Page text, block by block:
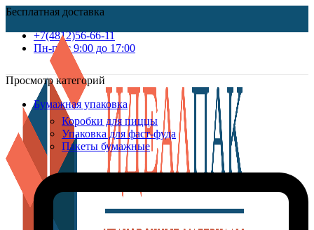
Бесплатная доставка
+7(4812)56-66-11
Пн-пт c 9:00 до 17:00
Просмотр категорий
Бумажная упаковка
Коробки для пиццы
Упаковка для фаст-фуда
Пакеты бумажные